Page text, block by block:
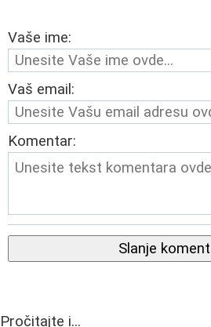
Vaše ime:
Vaš email:
Komentar:
Slanje
Pročitajte i...